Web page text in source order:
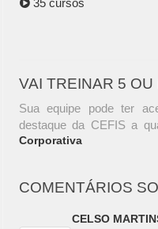
35 cursos
VAI TREINAR 5
Sua equipe pode ter
destaque da CEFIS a
Corporativa
COMENTÁRIOS
CELSO